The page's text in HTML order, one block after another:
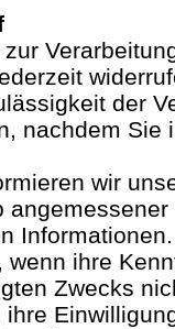
der
nachdem Sie
wir
ihre
Zwecks